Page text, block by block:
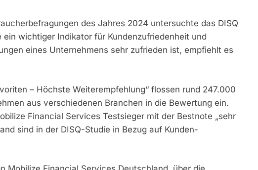
des Jahres 2024 untersuchte das DISQ
wichtiger Indikator für Kundenzufriedenheit und
eines Unternehmens sehr zufrieden ist, empfiehlt es
– Höchste Weiterempfehlung“ flossen rund 247.000
aus verschiedenen Branchen in die Bewertung ein.
Financial Services Testsieger mit der Bestnote „sehr
sind in der DISQ-Studie in Bezug auf Kunden-